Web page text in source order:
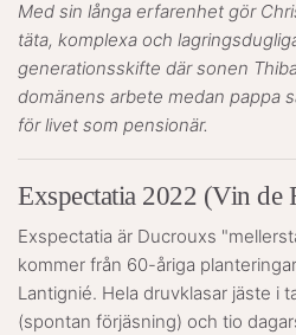
Med sin långa erfarenhet gör
täta, komplexa och
generationsskifte där sonen
domänens arbete medan pappa
för livet som pensionär.
Exspectatia 2022 (Vin de
Exspectatia är Ducrouxs
kommer från 60-åriga
Lantignié. Hela druvklasar jäste i
(spontan förjäsning) och tio